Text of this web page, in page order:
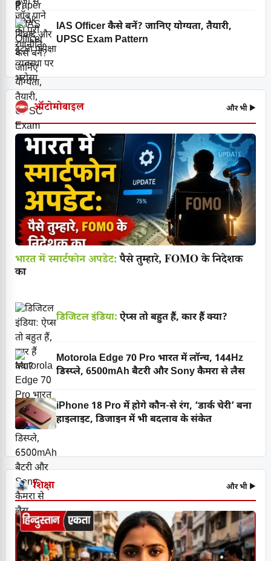
IAS Officer कैसे बनें? जानिए योग्यता, तैयारी,
UPSC Exam Pattern
ऑटोमोबाइल और भी ▶
भारत में स्मार्टफोन अपडेट:पैसे तुम्हारे, FOMO के निदेशक
का
डिजिटल इंडिया: ऐप्स तो बहुत हैं, कार हैं क्या?
Motorola Edge 70 Pro भारत में लॉन्च, 144Hz
डिस्प्ले, 6500mAh बैटरी और Sony कैमरा से लैस
iPhone 18 Pro में होगे कौन-से रंग, ‘डार्क चेरी’ बना
हाइलाइट, डिजाइन में भी बदलाव के संकेत
शिक्षा और भी ▶